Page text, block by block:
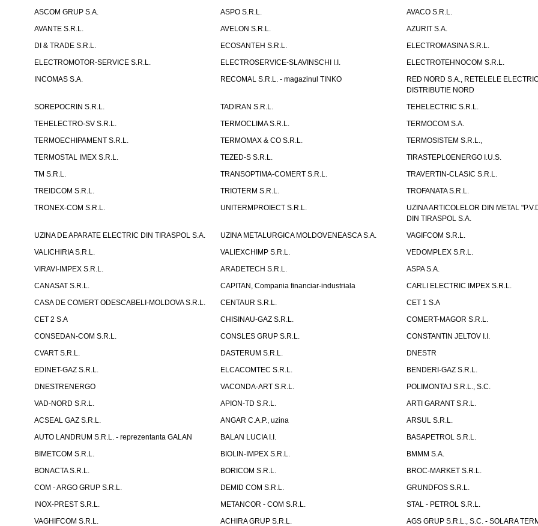
ASCOM GRUP S.A.
ASPO S.R.L.
AVACO S.R.L.
AVANTE S.R.L.
AVELON S.R.L.
AZURIT S.A.
DI & TRADE S.R.L.
ECOSANTEH S.R.L.
ELECTROMASINA S.R.L.
ELECTROMOTOR-SERVICE S.R.L.
ELECTROSERVICE-SLAVINSCHI I.I.
ELECTROTEHNOCOM S.R.L.
INCOMAS S.A.
RECOMAL S.R.L. - magazinul TINKO
RED NORD S.A., RETELELE
DISTRIBUTIE NORD
SOREPOCRIN S.R.L.
TADIRAN S.R.L.
TEHELECTRIC S.R.L.
TEHELECTRO-SV S.R.L.
TERMOCLIMA S.R.L.
TERMOCOM S.A.
TERMOECHIPAMENT S.R.L.
TERMOMAX & CO S.R.L.
TERMOSISTEM S.R.L.,
TERMOSTAL IMEX S.R.L.
TEZED-S S.R.L.
TIRASTEPLOENERGO I.U.S.
TM S.R.L.
TRANSOPTIMA-COMERT S.R.L.
TRAVERTIN-CLASIC S.R.L.
TREIDCOM S.R.L.
TRIOTERM S.R.L.
TROFANATA S.R.L.
TRONEX-COM S.R.L.
UNITERMPROIECT S.R.L.
UZINA ARTICOLELOR DIN METAL
DIN TIRASPOL S.A.
UZINA DE APARATE ELECTRIC DIN TIRASPOL S.A.
UZINA METALURGICA MOLDOVENEASCA S.A.
VAGIFCOM S.R.L.
VALICHIRIA S.R.L.
VALIEXCHIMP S.R.L.
VEDOMPLEX S.R.L.
VIRAVI-IMPEX S.R.L.
ARADETECH S.R.L.
ASPA S.A.
CANASAT S.R.L.
CAPITAN, Compania financiar-industriala
CARLI ELECTRIC IMPEX S.R.L.
CASA DE COMERT ODESCABELI-MOLDOVA S.R.L.
CENTAUR S.R.L.
CET 1 S.A
CET 2 S.A
CHISINAU-GAZ S.R.L.
COMERT-MAGOR S.R.L.
CONSEDAN-COM S.R.L.
CONSLES GRUP S.R.L.
CONSTANTIN JELTOV I.I.
CVART S.R.L.
DASTERUM S.R.L.
DNESTR
EDINET-GAZ S.R.L.
ELCACOMTEC S.R.L.
BENDERI-GAZ S.R.L.
DNESTRENERGO
VACONDA-ART S.R.L.
POLIMONTAJ S.R.L., S.C.
VAD-NORD S.R.L.
APION-TD S.R.L.
ARTI GARANT S.R.L.
ACSEAL GAZ S.R.L.
ANGAR C.A.P., uzina
ARSUL S.R.L.
AUTO LANDRUM S.R.L. - reprezentanta GALAN
BALAN LUCIA I.I.
BASAPETROL S.R.L.
BIMETCOM S.R.L.
BIOLIN-IMPEX S.R.L.
BMMM S.A.
BONACTA S.R.L.
BORICOM S.R.L.
BROC-MARKET S.R.L.
COM - ARGO GRUP S.R.L.
DEMID COM S.R.L.
GRUNDFOS S.R.L.
INOX-PREST S.R.L.
METANCOR - COM S.R.L.
STAL - PETROL S.R.L.
VAGHIFCOM S.R.L.
ACHIRA GRUP S.R.L.
AGS GRUP S.R.L., S.C. - SOLARA